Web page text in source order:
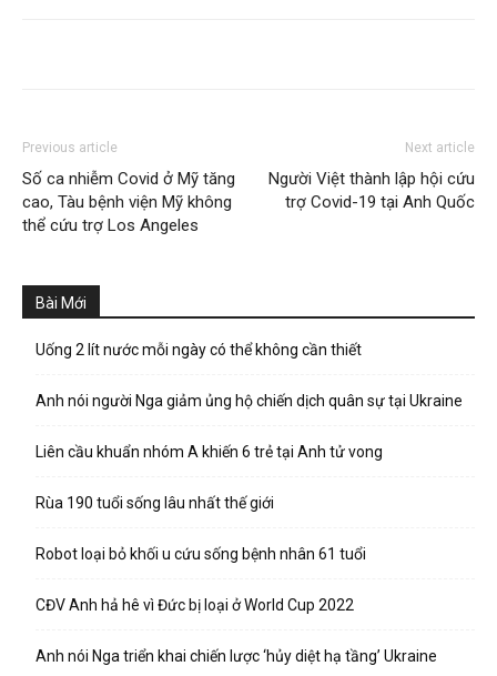
Previous article
Số ca nhiễm Covid ở Mỹ tăng
cao, Tàu bệnh viện Mỹ không
thể cứu trợ Los Angeles
Next article
Người Việt thành lập hội cứu
trợ Covid-19 tại Anh Quốc
Bài Mới
Uống 2 lít nước mỗi ngày có thể không cần thiết
Anh nói người Nga giảm ủng hộ chiến dịch quân sự tại Ukraine
Liên cầu khuẩn nhóm A khiến 6 trẻ tại Anh tử vong
Rùa 190 tuổi sống lâu nhất thế giới
Robot loại bỏ khối u cứu sống bệnh nhân 61 tuổi
CĐV Anh hả hê vì Đức bị loại ở World Cup 2022
Anh nói Nga triển khai chiến lược ‘hủy diệt hạ tầng’ Ukraine